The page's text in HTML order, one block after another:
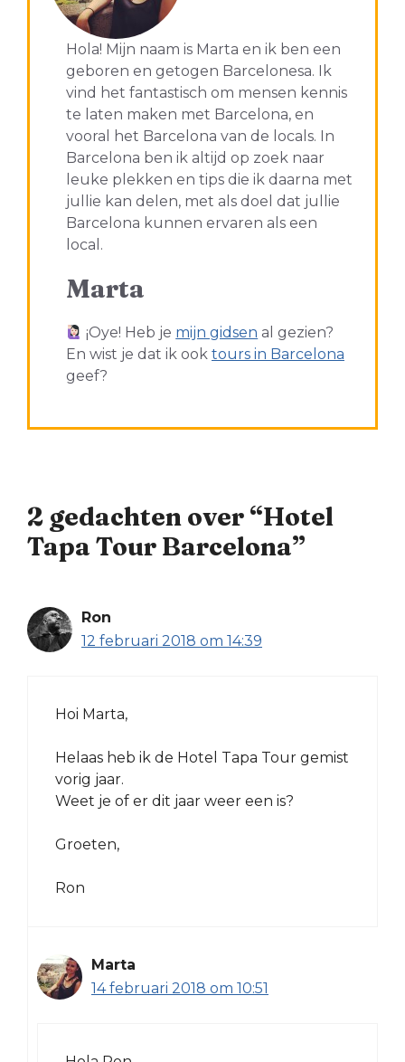
Hola! Mijn naam is Marta en ik ben een
geboren en getogen Barcelonesa. Ik
vind het fantastisch om mensen kennis
te laten maken met Barcelona, en
vooral het Barcelona van de locals. In
Barcelona ben ik altijd op zoek naar
leuke plekken en tips die ik daarna met
jullie kan delen, met als doel dat jullie
Barcelona kunnen ervaren als een
local.
Marta
¡Oye! Heb je mijn gidsen al gezien?
En wist je dat ik ook tours in Barcelona
geef?
2 gedachten over “Hotel
Tapa Tour Barcelona”
Ron
12 februari 2018 om 14:39
Hoi Marta,
Helaas heb ik de Hotel Tapa Tour gemist
vorig jaar.
Weet je of er dit jaar weer een is?
Groeten,
Ron
Marta
14 februari 2018 om 10:51